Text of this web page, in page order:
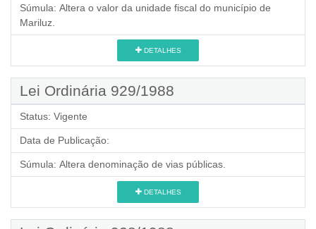
Súmula: Altera o valor da unidade fiscal do município de
Mariluz.
DETALHES
Lei Ordinária 929/1988
Status: Vigente
Data de Publicação:
Súmula: Altera denominação de vias públicas.
DETALHES